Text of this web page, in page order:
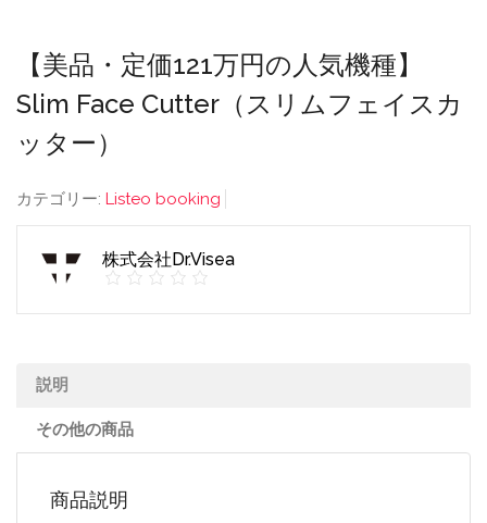
【美品・定価121万円の人気機種】
Slim Face Cutter（スリムフェイスカ
ッター）
カテゴリー: Listeo booking
株式会社Dr.Visea
説明
その他の商品
商品説明